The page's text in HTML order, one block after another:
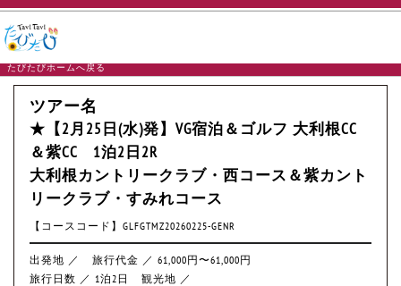
たびたびホームへ戻る
ツアー名
★【2月25日(水)発】VG宿泊＆ゴルフ 大利根CC
＆紫CC 1泊2日2R
大利根カントリークラブ・西コース＆紫カント
リークラブ・すみれコース
【コースコード】GLFGTMZ20260225-GENR
出発地 ／
旅行代金 ／ 61,000円〜61,000円
旅行日数 ／ 1泊2日
観光地 ／